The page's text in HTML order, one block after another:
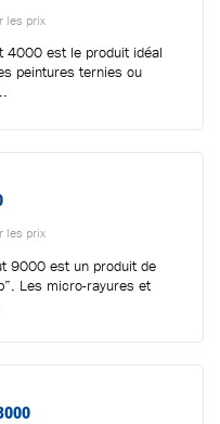
les prix
4000 est le produit idéal
peintures ternies ou
les prix
9000 est un produit de
Les micro-rayures et
Aller au panier